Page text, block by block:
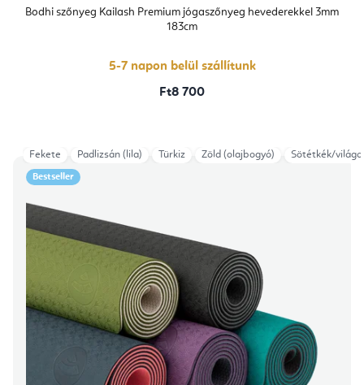
Bodhi szőnyeg Kailash Premium jógaszőnyeg hevederekkel 3mm
183cm
átlagos
értékelése
csillag.
5-7 napon belül szállítunk
Ft8 700
Bestseller
Fekete Padlizsán (lila) Türkiz Zöld (olajbogyó) Sötétkék/